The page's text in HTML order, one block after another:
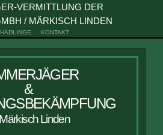
VERMITTLUNG DER
/ MÄRKISCH LINDEN
KONTAKT
&
Linden